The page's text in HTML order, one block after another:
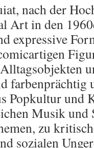
nach der
Art in den
expressive
Popkultur und
Musik
zu
sozialen